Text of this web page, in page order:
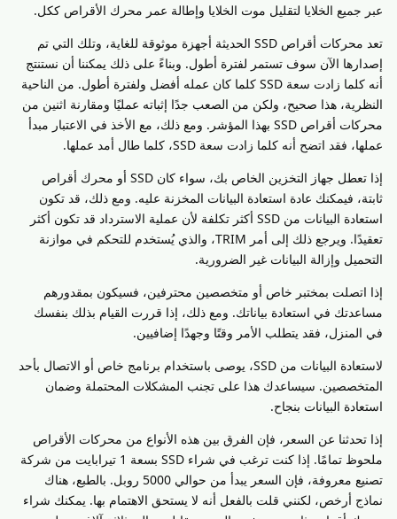
عبر جميع الخلايا لتقليل موت الخلايا وإطالة عمر محرك الأقراص ككل.
تعد محركات أقراص SSD الحديثة أجهزة موثوقة للغاية، وتلك التي تم
إصدارها الآن سوف تستمر لفترة أطول. وبناءً على ذلك يمكننا أن نستنتج
أنه كلما زادت سعة SSD كلما كان عمله أفضل ولفترة أطول. من الناحية
النظرية، هذا صحيح، ولكن من الصعب جدًا إثباته عمليًا ومقارنة اثنين من
محركات أقراص SSD بهذا المؤشر. ومع ذلك، مع الأخذ في الاعتبار مبدأ
عملها، فقد اتضح أنه كلما زادت سعة SSD، كلما طال أمد عملها.
إذا تعطل جهاز التخزين الخاص بك، سواء كان SSD أو محرك أقراص
ثابتة، فيمكنك عادة استعادة البيانات المخزنة عليه. ومع ذلك، قد تكون
استعادة البيانات من SSD أكثر تكلفة لأن عملية الاسترداد قد تكون أكثر
تعقيدًا. ويرجع ذلك إلى أمر TRIM، والذي يُستخدم للتحكم في موازنة
التحميل وإزالة البيانات غير الضرورية.
إذا اتصلت بمختبر خاص أو متخصصين محترفين، فسيكون بمقدورهم
مساعدتك في استعادة بياناتك. ومع ذلك، إذا قررت القيام بذلك بنفسك
في المنزل، فقد يتطلب الأمر وقتًا وجهدًا إضافيين.
لاستعادة البيانات من SSD، يوصى باستخدام برنامج خاص أو الاتصال بأحد
المتخصصين. سيساعدك هذا على تجنب المشكلات المحتملة وضمان
استعادة البيانات بنجاح.
إذا تحدثنا عن السعر، فإن الفرق بين هذه الأنواع من محركات الأقراص
ملحوظ تمامًا. إذا كنت ترغب في شراء SSD بسعة 1 تيرابايت من شركة
تصنيع معروفة، فإن السعر يبدأ من حوالي 5000 روبل. بالطبع، هناك
نماذج أرخص، لكنني قلت بالفعل أنه لا يستحق الاهتمام بها. يمكنك شراء